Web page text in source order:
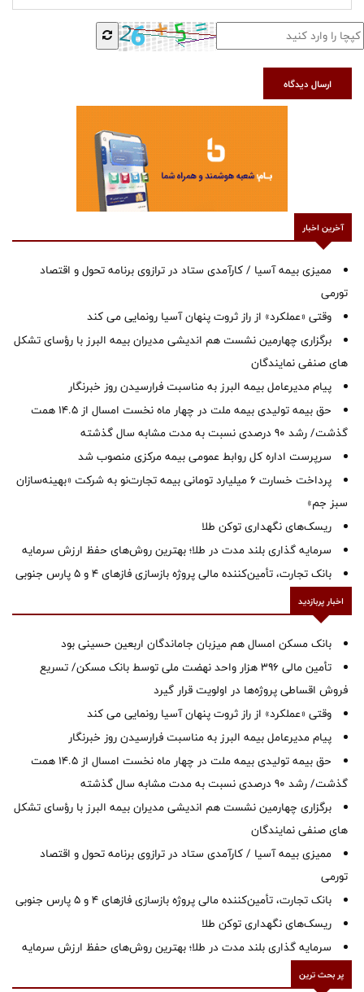
ارسال دیدگاه
آخرین اخبار
ممیزی بیمه آسیا / کارآمدی ستاد در ترازوی برنامه تحول و اقتصاد
تورمی
وقتی «عملکرد» از راز ثروت پنهان آسیا رونمایی می کند
برگزاری چهارمین نشست هم اندیشی مدیران بیمه البرز با رؤسای تشکل
های صنفی نمایندگان
پیام مدیرعامل بیمه البرز به مناسبت فرارسیدن روز خبرنگار
حق بیمه تولیدی بیمه ملت در چهار ماه نخست امسال از 14.5 همت
گذشت/ رشد 90 درصدی نسبت به مدت مشابه سال گذشته
سرپرست اداره كل روابط عمومی بیمه مركزی منصوب شد
پرداخت خسارت ۶ میلیارد تومانی بیمه تجارت‌نو به شرکت «بهینه‌سازان
سبز جم»
ریسک‌های نگهداری توکن طلا
سرمایه گذاری بلند مدت در طلا؛ بهترین روش‌های حفظ ارزش سرمایه
بانک تجارت، تأمین‌کننده مالی پروژه بازسازی فازهای ۴ و ۵ پارس جنوبی
اخبار پربازدید
بانک مسکن امسال هم میزبان جاماندگان اربعین حسینی بود
تأمین مالی ۳۹۶ هزار واحد نهضت ملی توسط بانک مسکن/ تسریع
فروش اقساطی پروژه‌ها در اولویت قرار گیرد
وقتی «عملکرد» از راز ثروت پنهان آسیا رونمایی می کند
پیام مدیرعامل بیمه البرز به مناسبت فرارسیدن روز خبرنگار
حق بیمه تولیدی بیمه ملت در چهار ماه نخست امسال از 14.5 همت
گذشت/ رشد 90 درصدی نسبت به مدت مشابه سال گذشته
برگزاری چهارمین نشست هم اندیشی مدیران بیمه البرز با رؤسای تشکل
های صنفی نمایندگان
ممیزی بیمه آسیا / کارآمدی ستاد در ترازوی برنامه تحول و اقتصاد
تورمی
بانک تجارت، تأمین‌کننده مالی پروژه بازسازی فازهای ۴ و ۵ پارس جنوبی
ریسک‌های نگهداری توکن طلا
سرمایه گذاری بلند مدت در طلا؛ بهترین روش‌های حفظ ارزش سرمایه
پر بحث ترین